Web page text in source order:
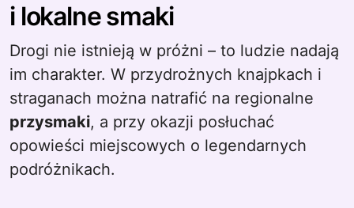
i lokalne smaki
Drogi nie istnieją w próżni – to ludzie nadają
im charakter. W przydrożnych knajpkach i
straganach można natrafić na regionalne
przysmaki, a przy okazji posłuchać
opowieści miejscowych o legendarnych
podróżnikach.